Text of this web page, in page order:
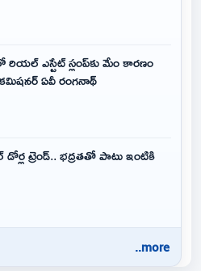
ఎస్టేట్ స్లంప్‌కు మేం కారణం
ఏవీ రంగనాథ్
డోర్ల ట్రెండ్.. భద్రతతో పాటు ఇంటికి
..more